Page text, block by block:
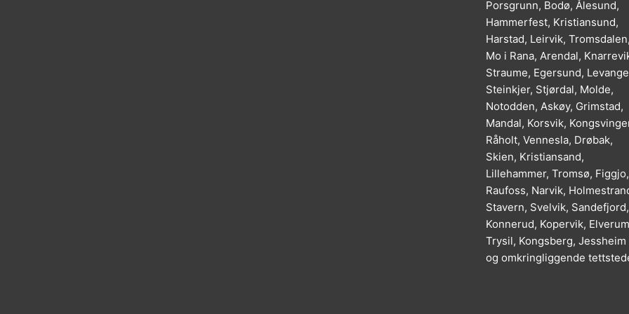
Porsgrunn, Bodø, Ålesund,
Hammerfest, Kristiansund,
Harstad, Leirvik, Tromsdalen,
Mo i Rana, Arendal,
Straume, Egersund,
Steinkjer, Stjørdal, Molde,
Notodden, Askøy, Grimstad,
Mandal, Korsvik,
Råholt, Vennesla, Drøbak,
Skien, Kristiansand,
Lillehammer, Tromsø, Figgjo,
Raufoss, Narvik,
Stavern, Svelvik, Sandefjord,
Konnerud, Kopervik,
Trysil, Kongsberg, Jessheim
og omkringliggende